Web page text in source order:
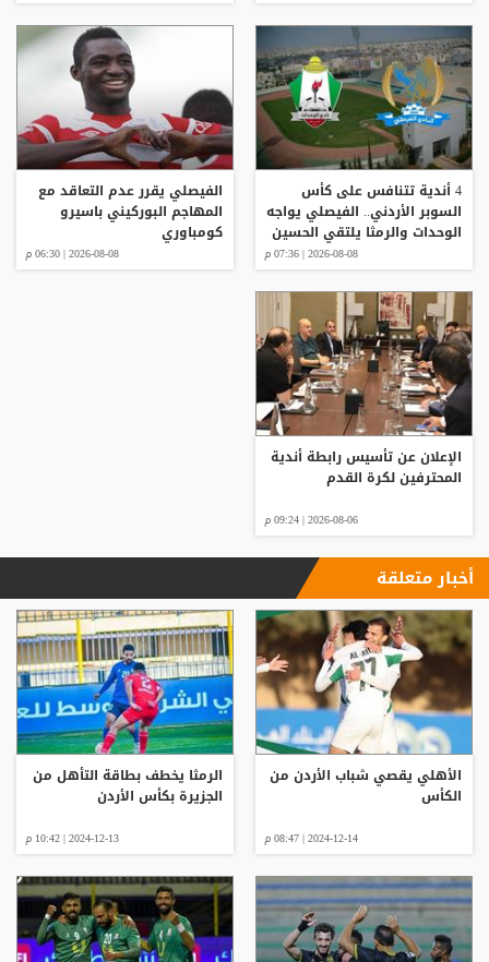
4 أندية تتنافس على كأس
السوبر الأردني.. الفيصلي يواجه
الوحدات والرمثا يلتقي الحسين
2026-08-08 | 07:36 م
الفيصلي يقرر عدم التعاقد مع
المهاجم البوركيني باسيرو
كومباوري
2026-08-08 | 06:30 م
الإعلان عن تأسيس رابطة أندية
المحترفين لكرة القدم
2026-08-06 | 09:24 م
أخبار متعلقة
الأهلي يقصي شباب الأردن من
الكأس
2024-12-14 | 08:47 م
الرمثا يخطف بطاقة التأهل من
الجزيرة بكأس الأردن
2024-12-13 | 10:42 م